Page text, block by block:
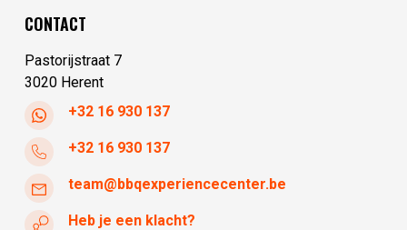
donderdag
CONTACT
Pastorijstraat 7
3020 Herent
+32 16 930 137
+32 16 930 137
team@bbqexperiencecenter.be
Heb je een klacht?